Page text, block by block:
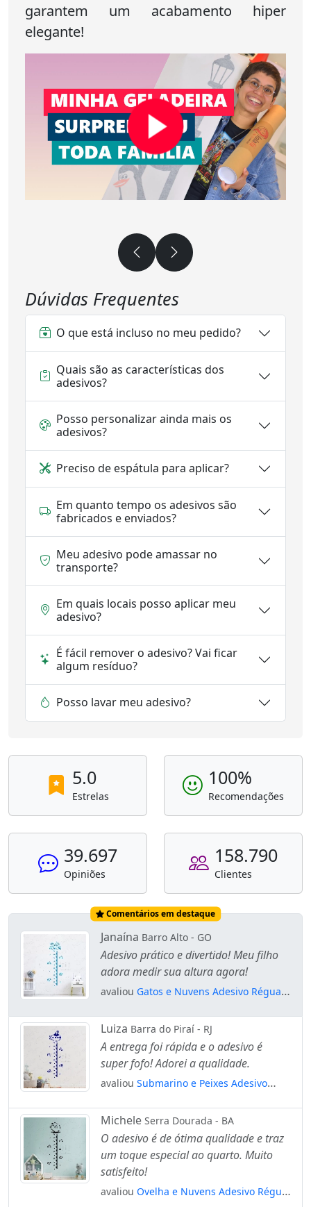
garantem um acabamento hiper
elegante!
Dúvidas Frequentes
O que está incluso no meu pedido?
Quais são as características dos
adesivos?
Posso personalizar ainda mais os
adesivos?
Preciso de espátula para aplicar?
Em quanto tempo os adesivos são
fabricados e enviados?
Meu adesivo pode amassar no
transporte?
Em quais locais posso aplicar meu
adesivo?
É fácil remover o adesivo? Vai ficar
algum resíduo?
Posso lavar meu adesivo?
5.0
Estrelas
100%
Recomendações
39.697
Opiniões
158.790
Clientes
Comentários em destaque
Janaína Barro Alto - GO
Adesivo prático e divertido! Meu filho
adora medir sua altura agora!
avaliou Gatos e Nuvens Adesivo Régua
Altura para Quarto, Porta e Parede
Mod:61
Luiza Barra do Piraí - RJ
A entrega foi rápida e o adesivo é
super fofo! Adorei a qualidade.
avaliou Submarino e Peixes Adesivo
de Altura para Quarto, Porta e Parede
Mod:252
Michele Serra Dourada - BA
O adesivo é de ótima qualidade e traz
um toque especial ao quarto. Muito
satisfeito!
avaliou Ovelha e Nuvens Adesivo Régua